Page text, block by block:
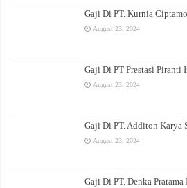
Gaji Di PT. Kurnia
August 23, 2024
Gaji Di PT Prestasi Piranti
August 23, 2024
Gaji Di PT. Additon Karya
August 23, 2024
Gaji Di PT. Denka Pratama